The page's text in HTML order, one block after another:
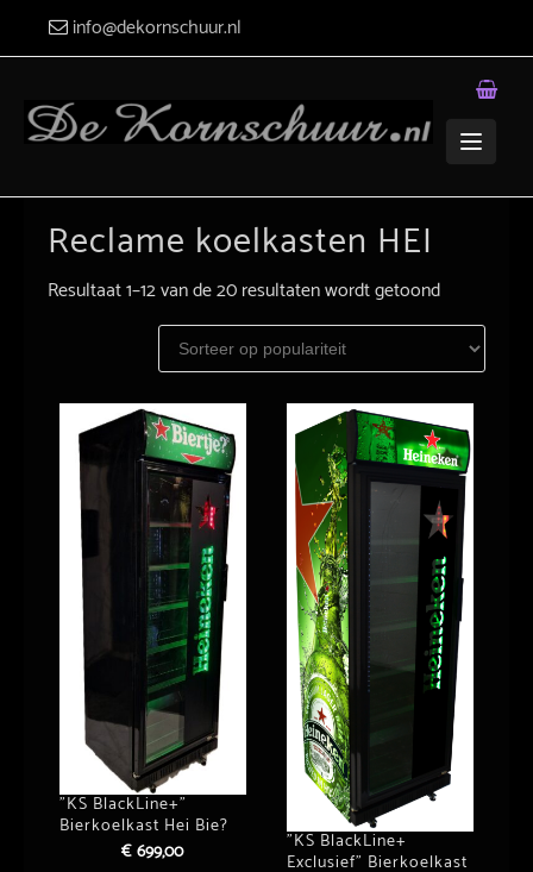
info@dekornschuur.nl
Reclame koelkasten HEI
Resultaat 1–12 van de 20 resultaten wordt getoond
”KS BlackLine+”
Bierkoelkast Hei Bie?
€699,00 ”KS BlackLine+
Exclusief” Bierkoelkast